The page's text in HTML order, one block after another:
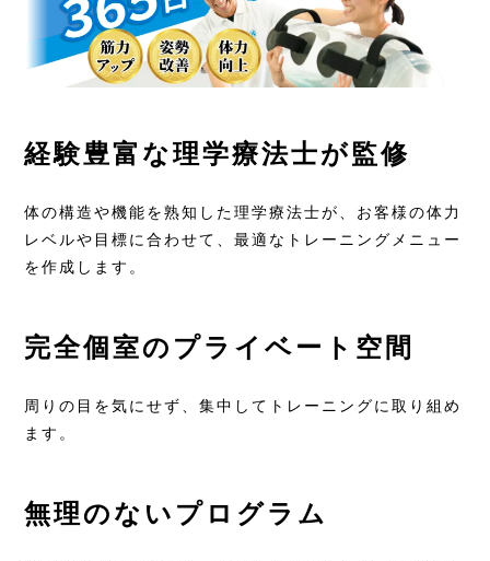
経験豊富な理学療法士が監修
体の構造や機能を熟知した理学療法士が、お客様の体力
レベルや目標に合わせて、最適なトレーニングメニュー
を作成します。
完全個室のプライベート空間
周りの目を気にせず、集中してトレーニングに取り組め
ます。
無理のないプログラム